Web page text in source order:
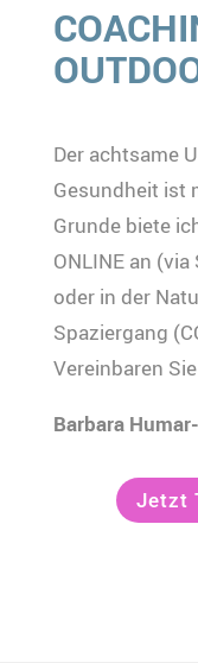
Der achtsame
Gesundheit ist
Grunde biete
ONLINE an
oder in der
Spaziergang
Vereinbaren
Barbara
Jetzt